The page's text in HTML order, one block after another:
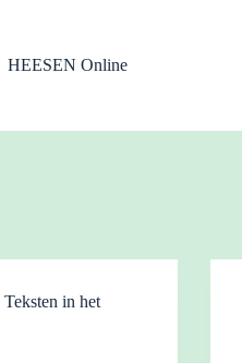
HEESEN Online
Teksten in het